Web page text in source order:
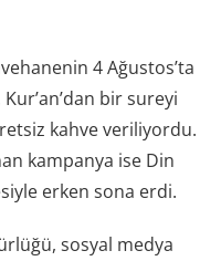
4 Ağustos’ta
bir sureyi
kahve veriliyordu.
kampanya ise Din
erken sona erdi.
sosyal medya